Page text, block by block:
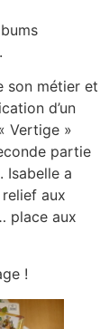
son métier et
d’un
Vertige »
partie
Isabelle a
aux
place aux
!